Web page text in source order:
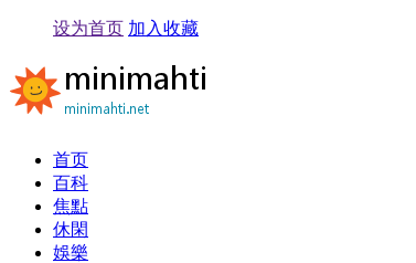
设为首页 加入收藏
首页
百科
焦點
休閑
娛樂